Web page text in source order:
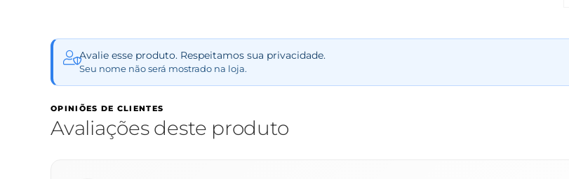
Avalie esse produto. Respeitamos sua privacidade.
Seu nome não será mostrado na loja.
OPINIÕES DE CLIENTES
Avaliações deste produto